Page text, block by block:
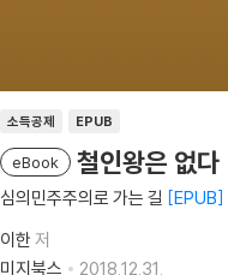
소득공제 EPUB
eBook 철인왕은 없다
심의민주주의로 가는 길 EPUB
이한 저
미지북스
2018.12.31.